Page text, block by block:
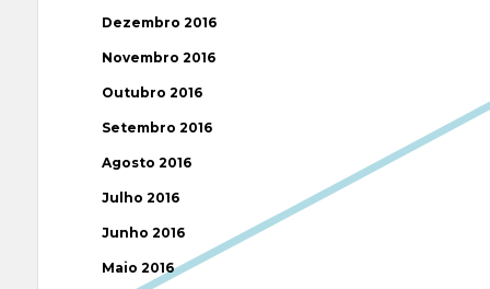
Dezembro 2016
Novembro 2016
Outubro 2016
Setembro 2016
Agosto 2016
Julho 2016
Junho 2016
Maio 2016